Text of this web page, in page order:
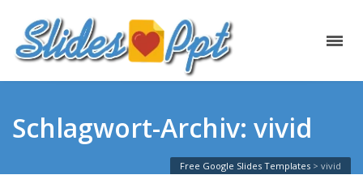
Schlagwort-Archiv: vivid
Free Google Slides Templates > vivid